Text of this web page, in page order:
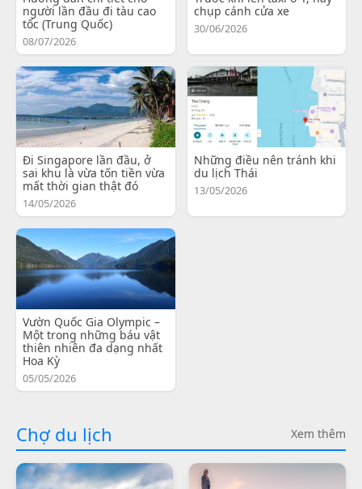
người lần đầu đi tàu cao
tốc (Trung Quốc)
08/07/2026
chụp cánh cửa xe
30/06/2026
Đi Singapore lần đầu, ở
sai khu là vừa tốn tiền vừa
mất thời gian thật đó
14/05/2026
Những điều nên tránh khi
du lịch Thái
13/05/2026
Vườn Quốc Gia Olympic –
Một trong những báu vật
thiên nhiên đa dạng nhất
Hoa Kỳ
05/05/2026
Chợ du lịch Xem thêm